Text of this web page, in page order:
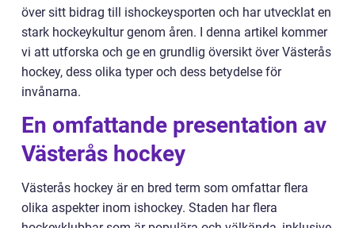
över sitt bidrag till ishockeysporten och har utvecklat en
stark hockeykultur genom åren. I denna artikel kommer
vi att utforska och ge en grundlig översikt över Västerås
hockey, dess olika typer och dess betydelse för
invånarna.
En omfattande presentation av
Västerås hockey
Västerås hockey är en bred term som omfattar flera
olika aspekter inom ishockey. Staden har flera